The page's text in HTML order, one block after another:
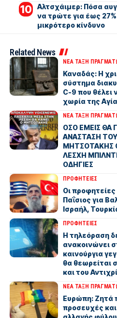
Αλτσχάιμερ: Πόσα
να τρώτε για έως 27%
μικρότερο κίνδυνο
Related News
ΝΕΑ ΤΑΞΗ
Καναδάς: Η
σύστημα
C-9 που θέλει
χωρία της
ΝΕΑ ΤΑΞΗ
ΟΣΟ ΕΜΕΙΣ ΘΑ
ΑΝΑΣΤΑΣΗ
ΜΗΤΣΟΤΑΚΗΣ
ΛΕΣΧΗ
ΟΔΗΓΙΕΣ
ΠΡΟΦΗΤΕΙΕΣ
Οι προφητείες
Παΐσιος για
Ισραήλ,
ΠΡΟΦΗΤΕΙΕΣ
Η τηλεόραση
ανακοινώνει
καινούργια
θα θεωρείται
και του
ΝΕΑ ΤΑΞΗ
Ευρώπη: Ζητά
προσευχές